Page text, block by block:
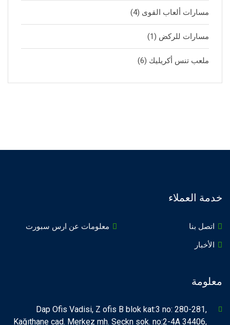
مسارات ألعاب القوى (4)
مسارات للركض (1)
ملعب تنس أكريليك (6)
خدمة العملاء
اتصل بنا
معلومات عن ارس سبورت
الأخبار
معلومة
Dap Ofis Vadisi, Z ofis B blok kat:3 no: 280-281,
Kağıthane cad. Merkez mh. Seckn sok. no:2-4A 34406,